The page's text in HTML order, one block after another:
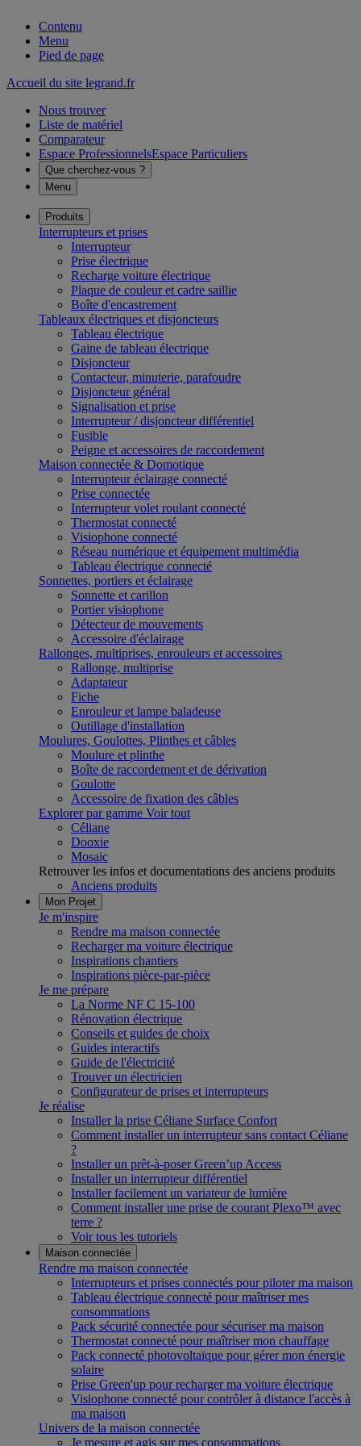
Contenu
Menu
Pied de page
Accueil du site legrand.fr
Nous trouver
Liste de matériel
Comparateur
Espace ProfessionnelsEspace Particuliers
Que cherchez-vous ?
Menu
Produits
Interrupteurs et prises
Interrupteur
Prise électrique
Recharge voiture électrique
Plaque de couleur et cadre saillie
Boîte d'encastrement
Tableaux électriques et disjoncteurs
Tableau électrique
Gaine de tableau électrique
Disjoncteur
Contacteur, minuterie, parafoudre
Disjoncteur général
Signalisation et prise
Interrupteur / disjoncteur différentiel
Fusible
Peigne et accessoires de raccordement
Maison connectée & Domotique
Interrupteur éclairage connecté
Prise connectée
Interrupteur volet roulant connecté
Thermostat connecté
Visiophone connecté
Réseau numérique et équipement multimédia
Tableau électrique connecté
Sonnettes, portiers et éclairage
Sonnette et carillon
Portier visiophone
Détecteur de mouvements
Accessoire d'éclairage
Rallonges, multiprises, enrouleurs et accessoires
Rallonge, multiprise
Adaptateur
Fiche
Enrouleur et lampe baladeuse
Outillage d'installation
Moulures, Goulottes, Plinthes et câbles
Moulure et plinthe
Boîte de raccordement et de dérivation
Goulotte
Accessoire de fixation des câbles
Explorer par gamme Voir tout
Céliane
Dooxie
Mosaic
Retrouver les infos et documentations des anciens produits
Anciens produits
Mon Projet
Je m'inspire
Rendre ma maison connectée
Recharger ma voiture électrique
Inspirations chantiers
Inspirations pièce-par-pièce
Je me prépare
La Norme NF C 15-100
Rénovation électrique
Conseils et guides de choix
Guides interactifs
Guide de l'électricité
Trouver un électricien
Configurateur de prises et interrupteurs
Je réalise
Installer la prise Céliane Surface Confort
Comment installer un interrupteur sans contact Céliane
?
Installer un prêt-à-poser Green’up Access
Installer un interrupteur différentiel
Installer facilement un variateur de lumière
Comment installer une prise de courant Plexo™ avec
terre ?
Voir tous les tutoriels
Maison connectée
Rendre ma maison connectée
Interrupteurs et prises connectés pour piloter ma maison
Tableau électrique connecté pour maîtriser mes
consommations
Pack sécurité connectée pour sécuriser ma maison
Thermostat connecté pour maîtriser mon chauffage
Pack connecté photovoltaïque pour gérer mon énergie
solaire
Prise Green'up pour recharger ma voiture électrique
Visiophone connecté pour contrôler à distance l'accès à
ma maison
Univers de la maison connectée
Je mesure et agis sur mes consommations